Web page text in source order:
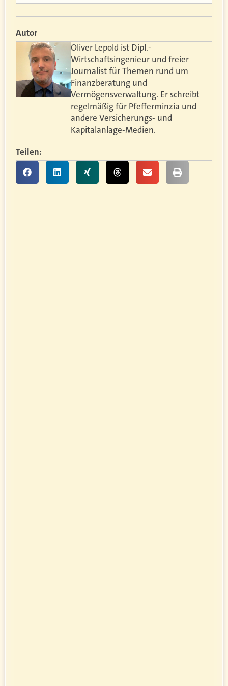
Autor
Oliver Lepold ist Dipl.-
Wirtschaftsingenieur und freier
Journalist für Themen rund um
Finanzberatung und
Vermögensverwaltung. Er schreibt
regelmäßig für Pfefferminzia und
andere Versicherungs- und
Kapitalanlage-Medien.
Teilen: